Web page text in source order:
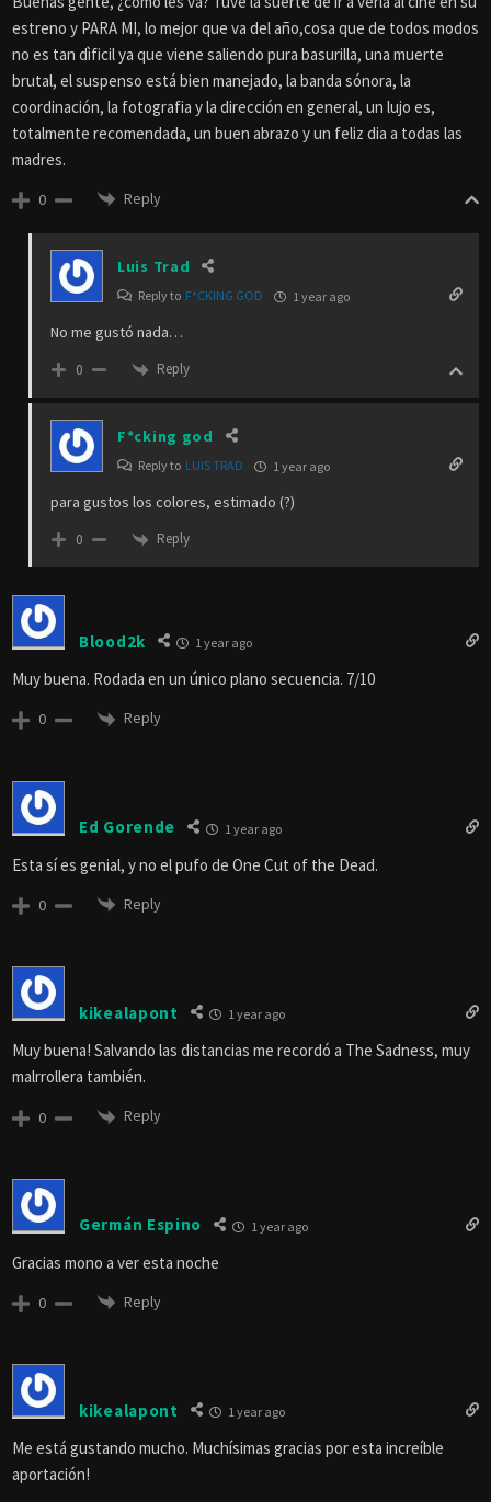
estreno y PARA MI, lo mejor que va del año,cosa que de todos modos
no es tan dìficil ya que viene saliendo pura basurilla, una muerte
brutal, el suspenso está bien manejado, la banda sónora, la
coordinación, la fotografia y la dirección en general, un lujo es,
totalmente recomendada, un buen abrazo y un feliz dia a todas las
madres.
0 Reply
Luis Trad
Reply to F*CKING GOD 1 year ago
No me gustó nada…
0 Reply
F*cking god
Reply to LUIS TRAD 1 year ago
para gustos los colores, estimado (?)
0 Reply
Blood2k 1 year ago
Muy buena. Rodada en un único plano secuencia. 7/10
0 Reply
Ed Gorende 1 year ago
Esta sí es genial, y no el pufo de One Cut of the Dead.
0 Reply
kikealapont 1 year ago
Muy buena! Salvando las distancias me recordó a The Sadness, muy
malrrollera también.
0 Reply
Germán Espino 1 year ago
Gracias mono a ver esta noche
0 Reply
kikealapont 1 year ago
Me está gustando mucho. Muchísimas gracias por esta increíble
aportación!